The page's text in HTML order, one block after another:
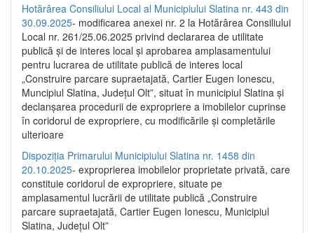
Hotărârea Consiliului Local al Municipiului Slatina nr. 443 din
30.09.2025- modificarea anexei nr. 2 la Hotărârea Consiliului
Local nr. 261/25.06.2025 privind declararea de utilitate
publică şi de interes local şi aprobarea amplasamentului
pentru lucrarea de utilitate publică de interes local
„Construire parcare supraetajată, Cartier Eugen Ionescu,
Muncipiul Slatina, Judeţul Olt”, situat în municipiul Slatina şi
declanşarea procedurii de expropriere a imobilelor cuprinse
în coridorul de expropriere, cu modificările şi completările
ulterioare
Dispoziția Primarului Municipiului Slatina nr. 1458 din
20.10.2025- exproprierea imobilelor proprietate privată, care
constituie coridorul de expropriere, situate pe
amplasamentul lucrării de utilitate publică „Construire
parcare supraetajată, Cartier Eugen Ionescu, Municipiul
Slatina, Județul Olt”